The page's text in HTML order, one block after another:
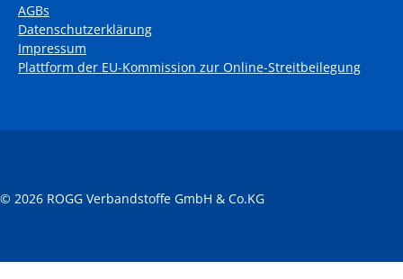
AGBs
Datenschutzerklärung
Impressum
Plattform der EU-Kommission zur Online-Streitbeilegung
© 2026 ROGG Verbandstoffe GmbH & Co.KG